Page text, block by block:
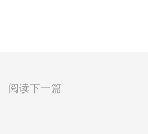
阅读下一篇